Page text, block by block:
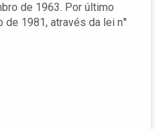
de 1963. Por último
1981, através da lei n°